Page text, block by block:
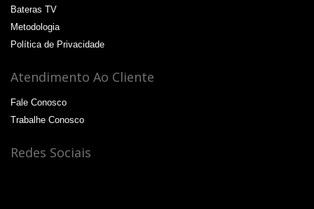
Bateras TV
Metodologia
Política de Privacidade
Atendimento Ao Cliente
Fale Conosco
Trabalhe Conosco
Redes Sociais